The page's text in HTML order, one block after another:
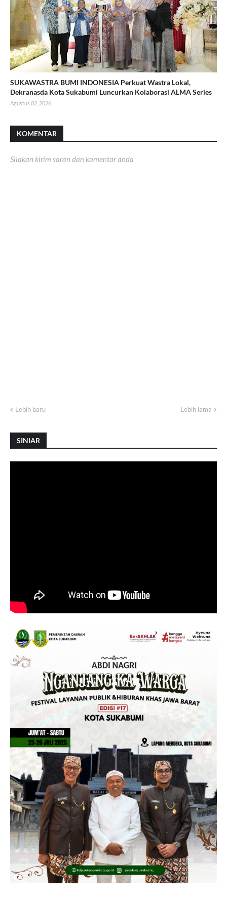
SUKAWASTRA BUMI INDONESIA Perkuat Wastra Lokal,
Dekranasda Kota Sukabumi Luncurkan Kolaborasi ALMA Series
Agustus 02, 2026
KOMENTAR
Silakan kirim saran dan komentar anda
Lebih baru Lebih lama
SINIAR